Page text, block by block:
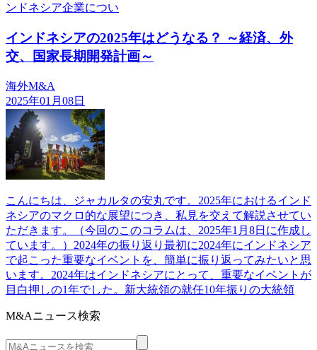
ンドネシア企業につい
インドネシアの2025年はどうなる？ ～経済、外
交、国家長期開発計画～
海外M&A
2025年01月08日
こんにちは、ジャカルタの安丸です。2025年におけるインド
ネシアのマクロ的な展望につき、私見を交えて解説させてい
ただきます。（今回のこのコラムは、2025年1月8日に作成し
ています。）2024年の振り返り最初に2024年にインドネシア
で起こった重要なイベントを、簡単に振り返ってみたいと思
います。2024年はインドネシアにとって、重要なイベントが
目白押しの1年でした。新大統領の就任10年振りの大統領
M&Aニュース検索